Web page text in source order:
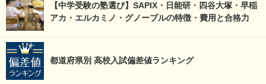
【中学受験の塾選び】SAPIX・日能研・四谷大塚・早稲
アカ・エルカミノ・グノーブルの特徴・費用と合格力
都道府県別 高校入試偏差値ランキング